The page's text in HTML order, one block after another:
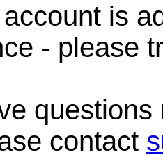
is
- please
contact